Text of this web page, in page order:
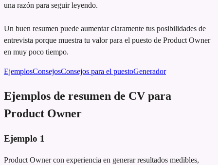
una razón para seguir leyendo.
Un buen resumen puede aumentar claramente tus posibilidades de
entrevista porque muestra tu valor para el puesto de Product Owner
en muy poco tiempo.
EjemplosConsejosConsejos para el puestoGenerador
Ejemplos de resumen de CV para
Product Owner
Ejemplo 1
Product Owner con experiencia en generar resultados medibles,